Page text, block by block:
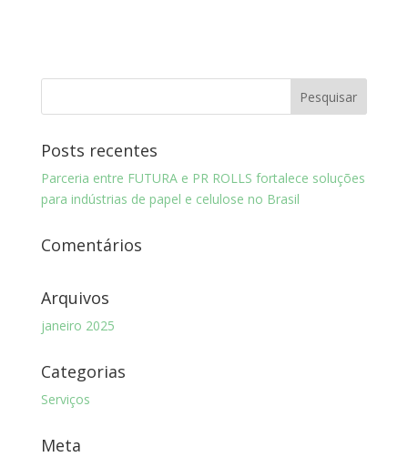
Posts recentes
Parceria entre FUTURA e PR ROLLS fortalece soluções
para indústrias de papel e celulose no Brasil
Comentários
Arquivos
janeiro 2025
Categorias
Serviços
Meta